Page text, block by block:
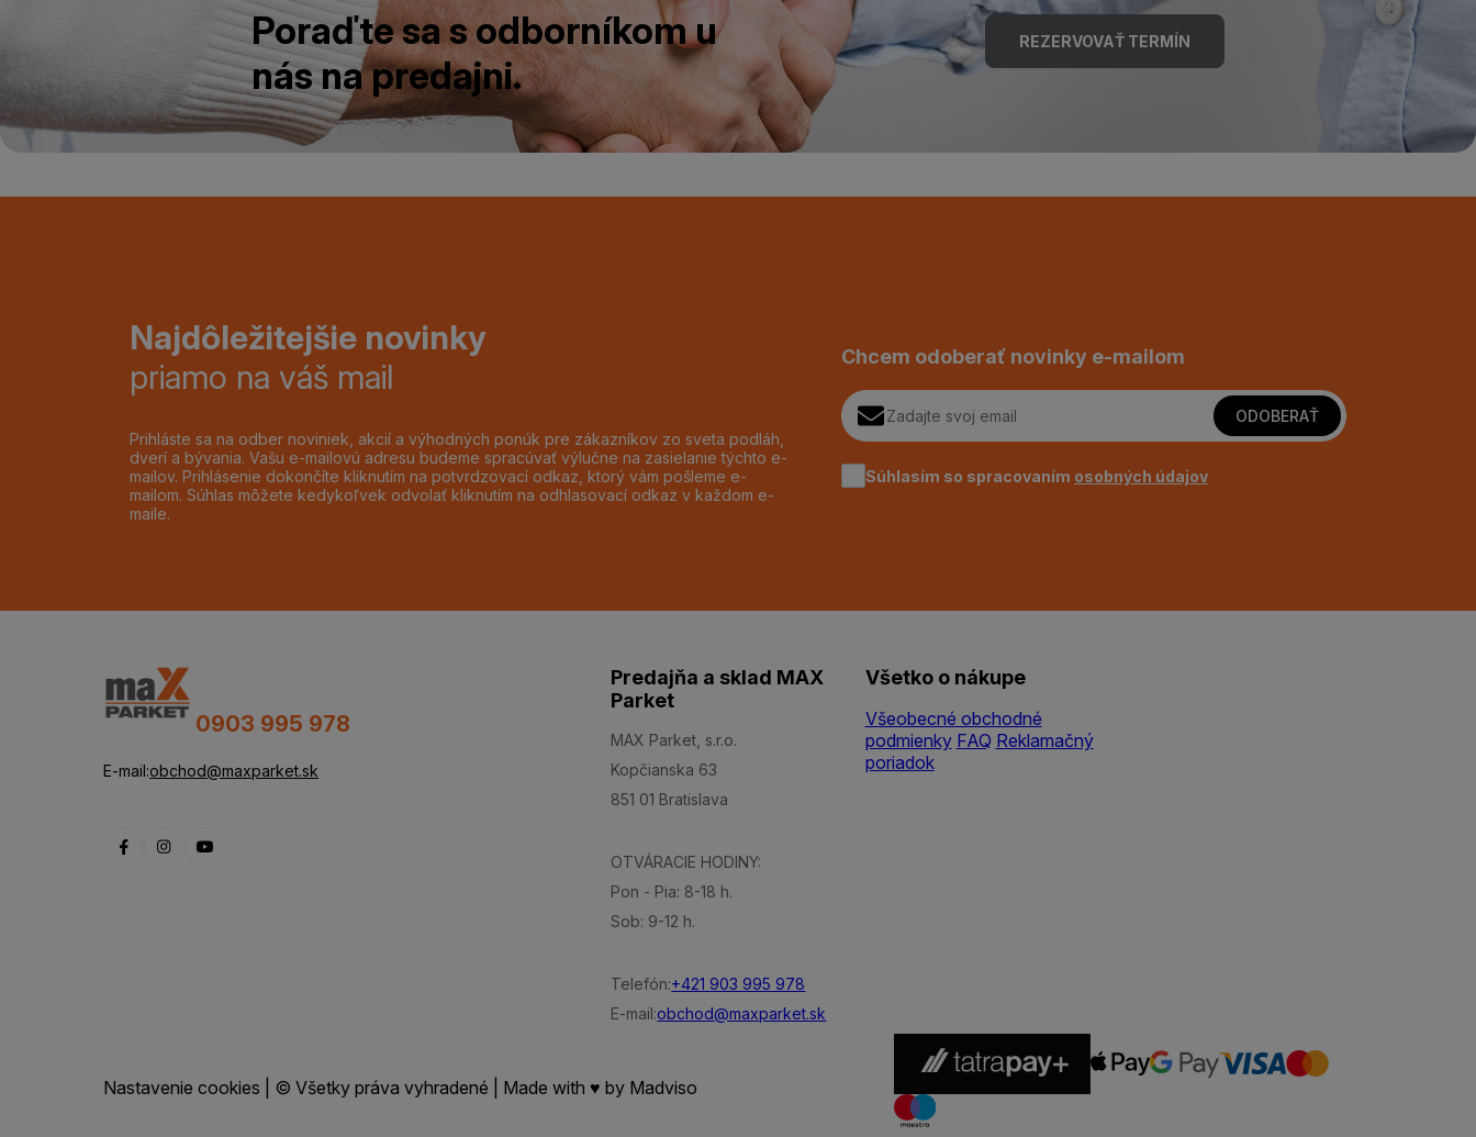
Poraďte sa s odborníkom u
nás na predajni.
REZERVOVAŤ TERMÍN
Najdôležitejšie novinky
priamo na váš mail
Prihláste sa na odber noviniek, akcií a výhodných ponúk pre zákazníkov zo sveta podláh,
dverí a bývania. Vašu e-mailovú adresu budeme spracúvať výlučne na zasielanie týchto e-
mailov. Prihlásenie dokončíte kliknutím na potvrdzovací odkaz, ktorý vám pošleme e-
mailom. Súhlas môžete kedykoľvek odvolať kliknutím na odhlasovací odkaz v každom e-
maile.
Chcem odoberať novinky e-mailom
ODOBERAŤ
Súhlasím so spracovaním osobných údajov
0903 995 978
E-mail:obchod@maxparket.sk
Predajňa a sklad MAX
Parket
MAX Parket, s.r.o.
Kopčianska 63
851 01 Bratislava
OTVÁRACIE HODINY:
Pon - Pia: 8-18 h.
Sob: 9-12 h.
Telefón:+421 903 995 978
E-mail:obchod@maxparket.sk
Všetko o nákupe
Všeobecné obchodné
podmienky FAQ Reklamačný
poriadok
Nastavenie cookies | © Všetky práva vyhradené | Made with ♥ by Madviso